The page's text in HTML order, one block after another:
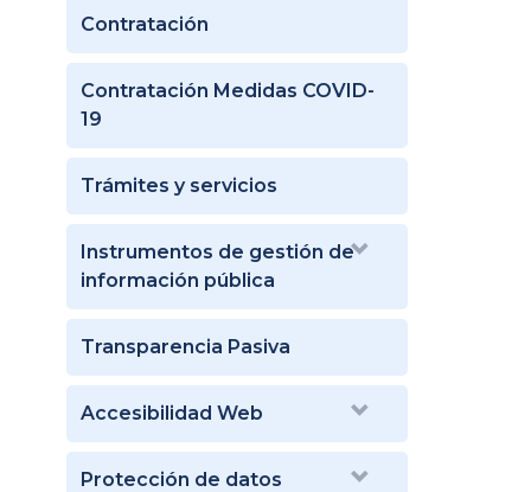
Contratación
Contratación Medidas COVID-
19
Trámites y servicios
Instrumentos de gestión de
información pública
Transparencia Pasiva
Accesibilidad Web
Protección de datos